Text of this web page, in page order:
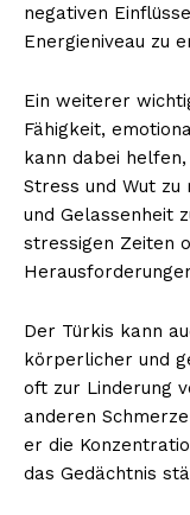
negativen
Energieniveau zu
Ein weiterer
Fähigkeit,
kann dabei
Stress und Wut zu
und Gelassenheit
stressigen Zeiten
Der Türkis kann
körperlicher und
oft zur Linderung
anderen
er die
das Gedächtnis